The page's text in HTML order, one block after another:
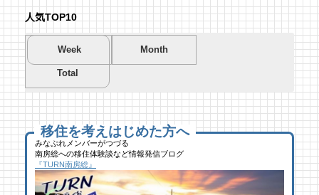
人気TOP10
Week Month
Total
夏を先取り！プールに行こう！
南房総市千倉B&G海洋センター
49 views|byTsuno
館山にオープン！地域の素材からはじめる物
作り工房
23 views
|byなべたゆかり
夏を先取り！プールに行こう！
南房総市千倉B&G海洋センター
193 views |byTsuno
ブルーベリー狩りに行ってきた！「コロコロ
農園 庄兵衛」千倉町
110 views
|by 原みりか
海遊び＆キャンプするならココ！南房総のお
すすめキャンプ場まとめ【2】
40,693 views|by南 芙蓉
似顔絵ケーキに感動！館山のケーキ屋さん
「プチ アンジュ」
17,148 views| by福美
移住を考えはじめた方へ
みなぷれメンバーがつづる
南房総への移住体験談など情報発信ブログ
『TURN南房総』